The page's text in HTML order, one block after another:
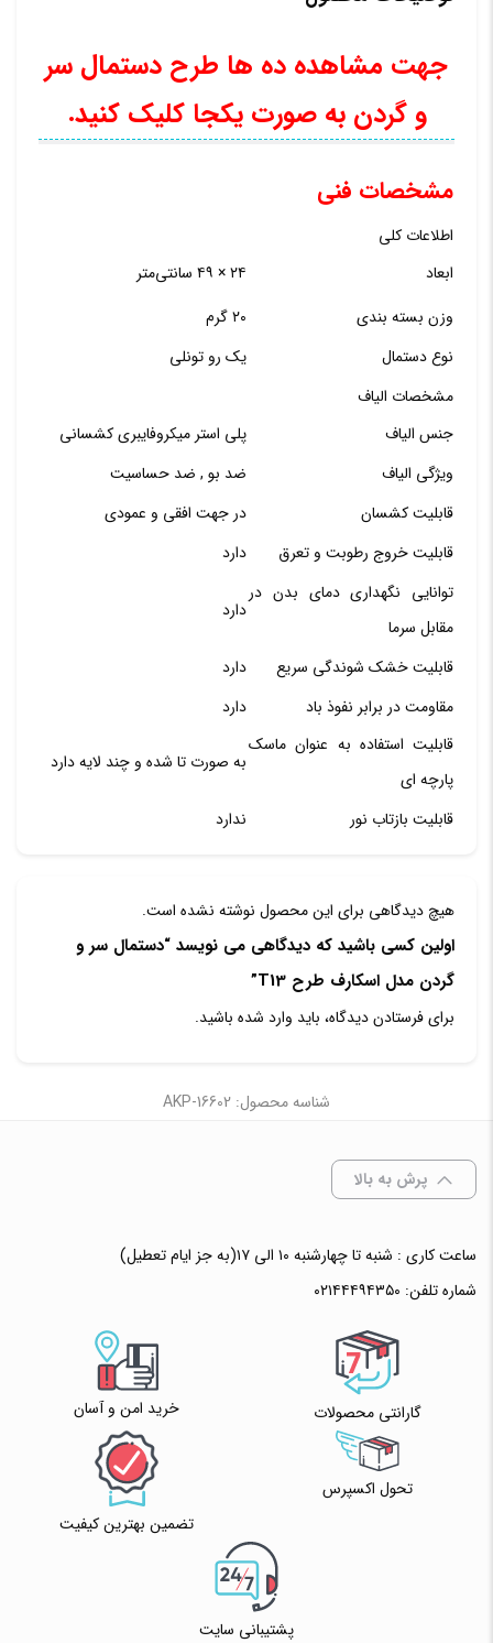
جهت مشاهده ده ها طرح دستمال سر
و گردن به صورت یکجا کلیک کنید.
مشخصات فنی
اطلاعات کلی
ابعاد
۲۴ × ۴۹ سانتی‌متر
وزن بسته بندی
۲۰ گرم
نوع دستمال
یک رو تونلی
مشخصات الیاف
جنس الیاف
پلی استر میکروفایبری کشسانی
ویژگی الیاف
ضد بو , ضد حساسیت
قابلیت کشسان
در جهت افقی و عمودی
قابلیت خروج رطوبت و تعرق
دارد
توانایی نگهداری دمای بدن در
مقابل سرما
دارد
قابلیت خشک شوندگی سریع
دارد
مقاومت در برابر نفوذ باد
دارد
قابلیت استفاده به عنوان ماسک
پارچه ای
به صورت تا شده و چند لایه دارد
قابلیت بازتاب نور ندارد
هیچ دیدگاهی برای این محصول نوشته نشده است.
اولین کسی باشید که دیدگاهی می نویسد “دستمال سر و
گردن مدل اسکارف طرح T13”
برای فرستادن دیدگاه، باید وارد شده باشید.
شناسه محصول: AKP-16602
پرش به بالا
ساعت کاری : شنبه تا چهارشنبه ۱۰ الی ۱۷(به جز ایام تعطیل)
شماره تلفن: ۰۲۱۴۴۴۹۴۳۵۰
گارانتی محصولات خرید امن و آسان
تحول اکسپرس
تضمین بهترین کیفیت
پشتیبانی سایت